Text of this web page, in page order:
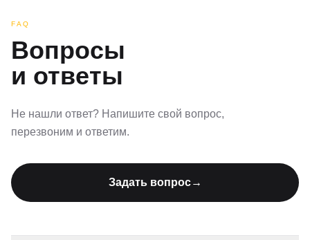
FAQ
Вопросы
и ответы
Не нашли ответ? Напишите свой вопрос,
перезвоним и ответим.
Задать вопрос→